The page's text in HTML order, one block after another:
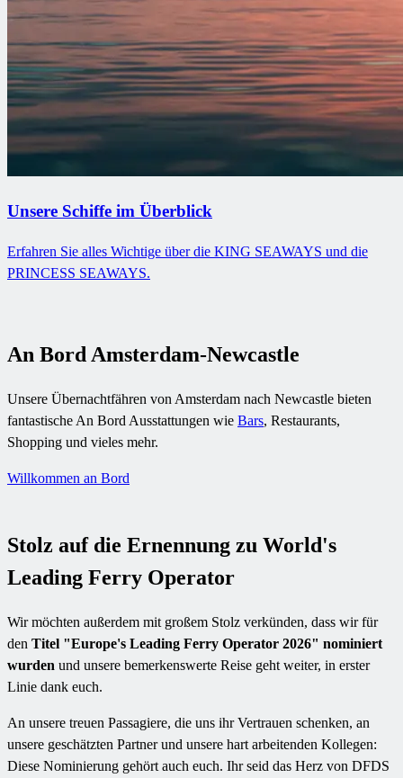
Unsere Schiffe im Überblick
Erfahren Sie alles Wichtige über die KING SEAWAYS und die
PRINCESS SEAWAYS.
An Bord Amsterdam-Newcastle
Unsere Übernachtfähren von Amsterdam nach Newcastle bieten
fantastische An Bord Ausstattungen wie Bars, Restaurants,
Shopping und vieles mehr.
Willkommen an Bord
Stolz auf die Ernennung zu World's
Leading Ferry Operator
Wir möchten außerdem mit großem Stolz verkünden, dass wir für
den Titel "Europe's Leading Ferry Operator 2026" nominiert
wurden und unsere bemerkenswerte Reise geht weiter, in erster
Linie dank euch.
An unsere treuen Passagiere, die uns ihr Vertrauen schenken, an
unsere geschätzten Partner und unsere hart arbeitenden Kollegen:
Diese Nominierung gehört auch euch. Ihr seid das Herz von DFDS